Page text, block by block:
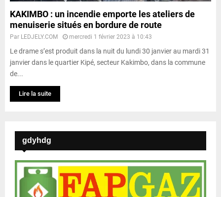
KAKIMBO : un incendie emporte les ateliers de
menuiserie situés en bordure de route
Par LEDJELY.COM mercredi 1 février 2023 à 10:43
Le drame s’est produit dans la nuit du lundi 30 janvier au mardi 31
janvier dans le quartier Kipé, secteur Kakimbo, dans la commune
de...
Lire la suite
gdyhdg